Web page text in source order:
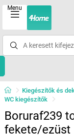
Menu
Kiegészítők és
WC kiegészítők
Boruraf239
fekete/ezüst